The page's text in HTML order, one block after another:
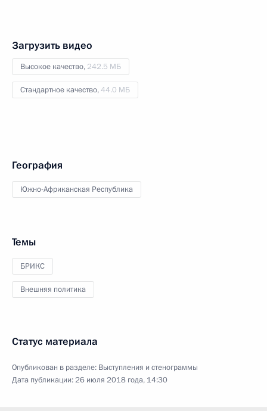
Загрузить видео
Высокое качество, 242.5 МБ
Стандартное качество,44.0 МБ
География
Южно-Африканская Республика
Темы
БРИКС
Внешняя политика
Статус материала
Опубликован в разделе: Выступления и стенограммы
Дата публикации:26 июля 2018 года, 14:30